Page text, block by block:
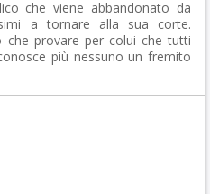
che viene abbandonato da
a tornare alla sua corte.
provare per colui che tutti
più nessuno un fremito